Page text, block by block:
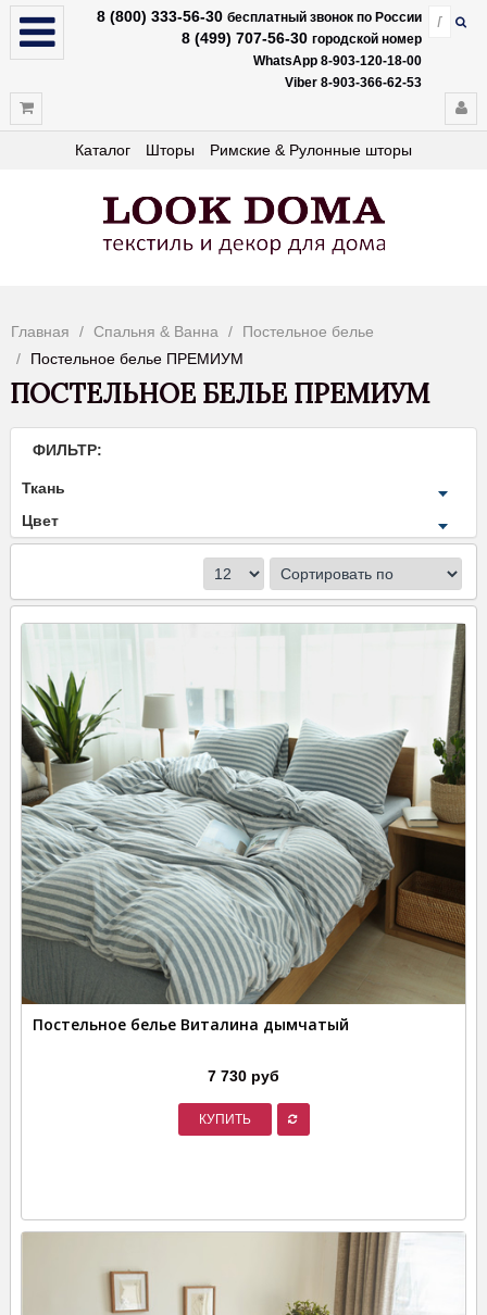
8 (800) 333-56-30 бесплатный звонок по России
8 (499) 707-56-30 городской номер
WhatsApp 8-903-120-18-00
Viber 8-903-366-62-53
Каталог Шторы Римские & Рулонные шторы
Главная Спальня & Ванна
Постельное белье
Постельное белье ПРЕМИУМ
ПОСТЕЛЬНОЕ БЕЛЬЕ ПРЕМИУМ
ФИЛЬТР:
Ткань
Цвет
Постельное белье Виталина дымчатый
7 730 руб
КУПИТЬ